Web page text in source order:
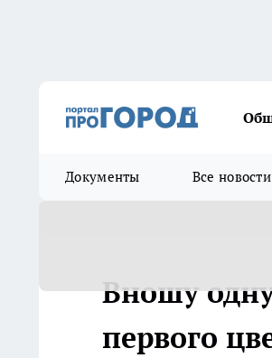
Документы Все новости
Вношу
первого